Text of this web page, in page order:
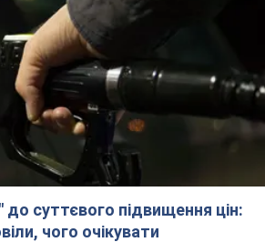
суттєвого підвищення цін:
чого очікувати